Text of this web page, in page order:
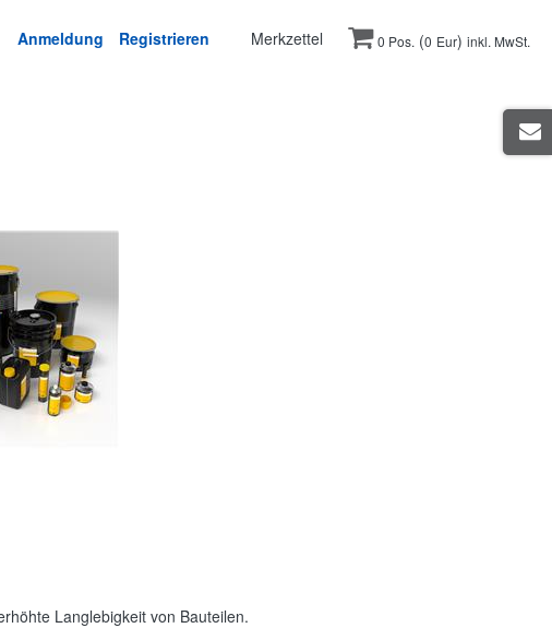
Anmeldung Registrieren Merkzettel 0 Pos. (0 Eur) inkl. MwSt.
Langlebigkeit von Bauteilen.